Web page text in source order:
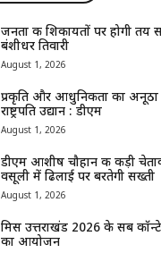
जनता की शिकायतों पर होगी तय
बंशीधर तिवारी
August 1, 2026
प्रकृति और आधुनिकता का
राष्ट्रपति उद्यान : डीएम
August 1, 2026
डीएम आशीष चौहान की कड़ी
वसूली में ढिलाई पर बरतेगी सख्ती
August 1, 2026
मिस उत्तराखंड 2026 के सब
का आयोजन